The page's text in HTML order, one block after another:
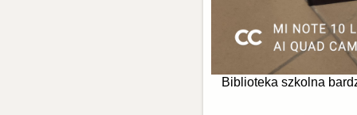
Biblioteka szkolna